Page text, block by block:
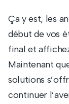
Ça y est, les
début de vos
final et
Maintenant
solutions
continuer